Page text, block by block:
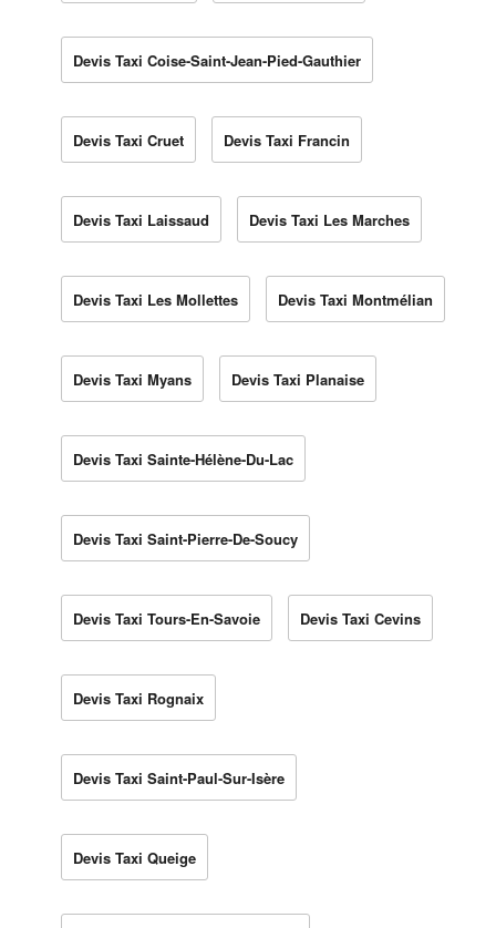
Devis Taxi Coise-Saint-Jean-Pied-Gauthier
Devis Taxi Cruet Devis Taxi Francin
Devis Taxi Laissaud Devis Taxi Les Marches
Devis Taxi Les Mollettes Devis Taxi Montmélian
Devis Taxi Myans Devis Taxi Planaise
Devis Taxi Sainte-Hélène-Du-Lac
Devis Taxi Saint-Pierre-De-Soucy
Devis Taxi Tours-En-Savoie Devis Taxi Cevins
Devis Taxi Rognaix
Devis Taxi Saint-Paul-Sur-Isère
Devis Taxi Queige